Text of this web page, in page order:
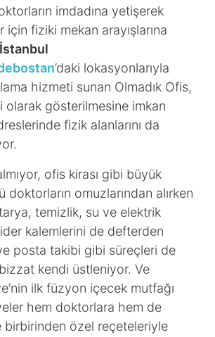
imdadına yetişerek
fiziki mekan arayışlarına
İstanbul
’daki lokasyonlarıyla
hizmeti sunan Olmadık Ofis,
olarak gösterilmesine imkan
fizik alanlarını da
ofis kirası gibi büyük
doktorların omuzlarından alırken
temizlik, su ve elektrik
kalemlerini de defterden
posta takibi gibi süreçleri de
kendi üstleniyor. Ve
ilk füzyon içecek mutfağı
hem doktorlara hem de
birbirinden özel reçeteleriyle